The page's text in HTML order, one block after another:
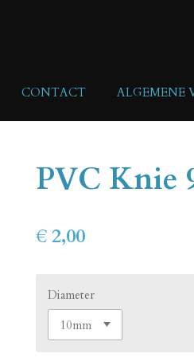
CONTACT ALGEMENE
PVC Knie
€ 2,00
Diameter